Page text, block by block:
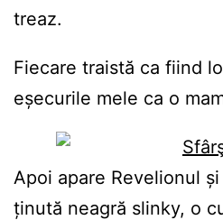
treaz.
Fiecare traistă ca fiind
eșecurile mele ca o
Apoi apare Revelionul
ținută neagră slinky, o